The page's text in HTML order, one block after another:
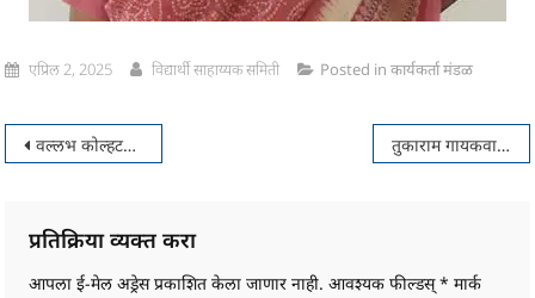
एप्रिल 2, 2025 विद्यार्थी साहाय्यक समिती Posted inकार्यकर्ता मंडळ
पोस्टचे
वल्लभ कोल्हटकर तुकाराम गायकवाड
प्रतिक्रिया व्यक्त करा
आपला ई-मेल अड्रेस प्रकाशित केला जाणार नाही. आवश्यक फील्डस्* मार्क